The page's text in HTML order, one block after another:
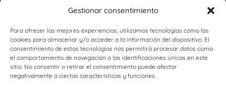
Gestionar consentimiento
Para ofrecer las mejores experiencias, utilizamos tecnologías como las
cookies para almacenar y/o acceder a la información del dispositivo. El
consentimiento de estas tecnologías nos permitirá procesar datos como
el comportamiento de navegación o las identificaciones únicas en este
sitio. No consentir o retirar el consentimiento puede afectar
negativamente a ciertas características y funciones.